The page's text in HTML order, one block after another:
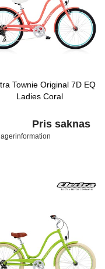
Townie Original 7D EQ
Ladies Coral
Pris saknas